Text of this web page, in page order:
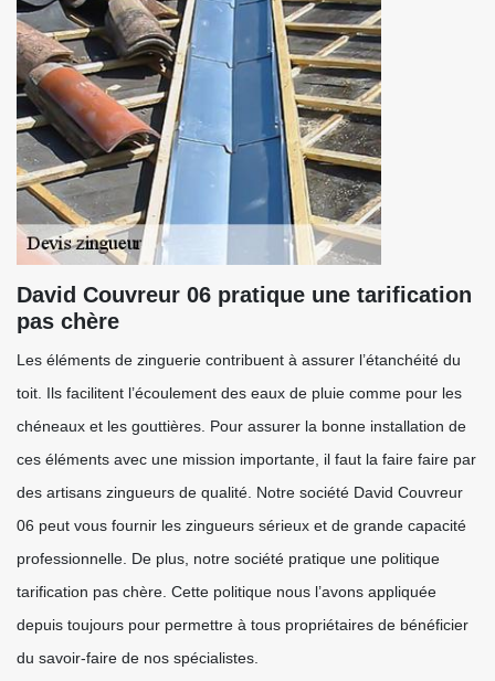
David Couvreur 06 pratique une tarification
pas chère
Les éléments de zinguerie contribuent à assurer l’étanchéité du
toit. Ils facilitent l’écoulement des eaux de pluie comme pour les
chéneaux et les gouttières. Pour assurer la bonne installation de
ces éléments avec une mission importante, il faut la faire faire par
des artisans zingueurs de qualité. Notre société David Couvreur
06 peut vous fournir les zingueurs sérieux et de grande capacité
professionnelle. De plus, notre société pratique une politique
tarification pas chère. Cette politique nous l’avons appliquée
depuis toujours pour permettre à tous propriétaires de bénéficier
du savoir-faire de nos spécialistes.